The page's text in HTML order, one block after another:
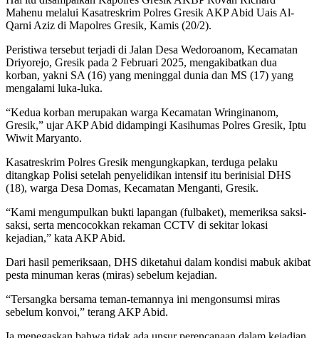
Mahenu melalui Kasatreskrim Polres Gresik AKP Abid Uais Al-
Qarni Aziz di Mapolres Gresik, Kamis (20/2).
Peristiwa tersebut terjadi di Jalan Desa Wedoroanom, Kecamatan
Driyorejo, Gresik pada 2 Februari 2025, mengakibatkan dua
korban, yakni SA (16) yang meninggal dunia dan MS (17) yang
mengalami luka-luka.
“Kedua korban merupakan warga Kecamatan Wringinanom,
Gresik,” ujar AKP Abid didampingi Kasihumas Polres Gresik, Iptu
Wiwit Maryanto.
Kasatreskrim Polres Gresik mengungkapkan, terduga pelaku
ditangkap Polisi setelah penyelidikan intensif itu berinisial DHS
(18), warga Desa Domas, Kecamatan Menganti, Gresik.
“Kami mengumpulkan bukti lapangan (fulbaket), memeriksa saksi-
saksi, serta mencocokkan rekaman CCTV di sekitar lokasi
kejadian,” kata AKP Abid.
Dari hasil pemeriksaan, DHS diketahui dalam kondisi mabuk akibat
pesta minuman keras (miras) sebelum kejadian.
“Tersangka bersama teman-temannya ini mengonsumsi miras
sebelum konvoi,” terang AKP Abid.